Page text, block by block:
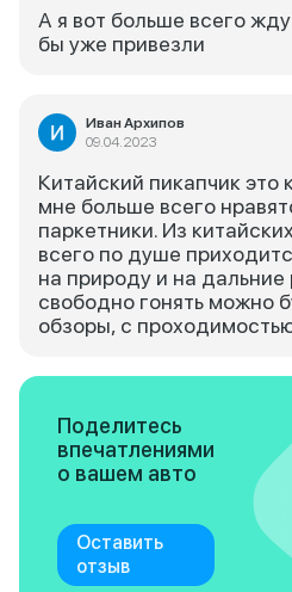
А я вот больше всего
бы уже привезли
Иван Архипов
09.04.2023
Китайский пикапчик это
мне больше всего
паркетники. Из
всего по душе
на природу и на дальние
свободно гонять можно
обзоры, с
Поделитесь
впечатлениями
о вашем авто
Оставить
отзыв